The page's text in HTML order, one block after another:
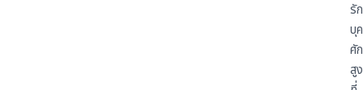
รั
บุ
ศั
สูง